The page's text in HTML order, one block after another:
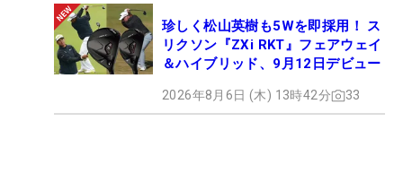
珍しく松山英樹も5Wを即採用！ ス
リクソン『ZXi RKT』フェアウェイ
＆ハイブリッド、9月12日デビュー
2026年8月6日 (木) 13時42分 33